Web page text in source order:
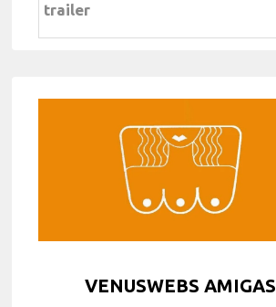
trailer
VENUSWEBS AMIGAS